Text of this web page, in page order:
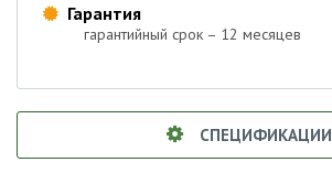
 Гарантия
гарантийный срок – 12 месяцев
СПЕЦИФИКАЦИИ